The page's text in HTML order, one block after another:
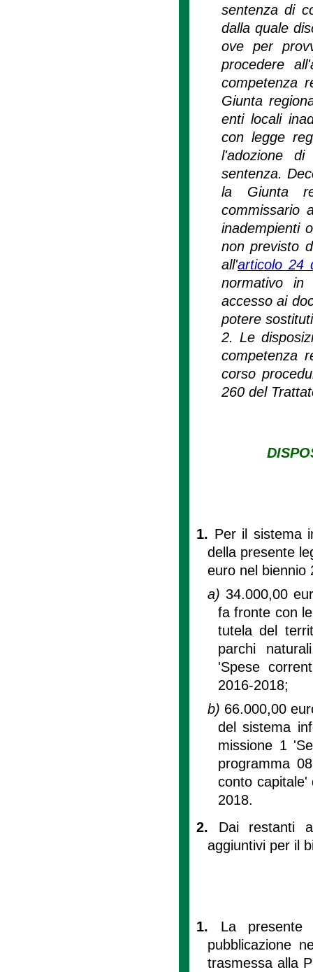
sentenza di
dalla quale
ove per
procedere
competenza
Giunta
enti locali
con legge
l'adozione
sentenza.
la Giunta
commissario
inadempienti
non previsto
all'articolo 24
normativo in
accesso ai
potere
2. Le
competenza
corso
260 del
1. Per il sistema
della presente
euro nel biennio
a) 34.000,00
fa fronte con
tutela del
parchi
'Spese
2016-2018;
b) 66.000,00
del sistema
missione 1
programma
conto capitale'
2018.
2. Dai restanti
aggiuntivi per il
1. La
pubblicazione
trasmessa alla